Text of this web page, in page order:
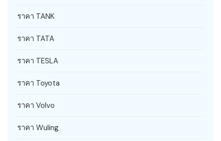
ราคา TANK
ราคา TATA
ราคา TESLA
ราคา Toyota
ราคา Volvo
ราคา Wuling